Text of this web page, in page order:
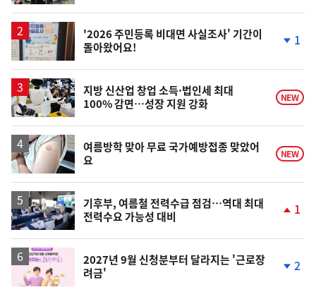
상
'2026 주민등록 비대면 사실조사' 기간이
돌아왔어요!
하
락
1
지방 신산업 창업 소득·법인세 최대
100% 감면…성장 지원 강화
NEW
여름방학 맞아 무료 국가예방접종 맞았어
요
NEW
기후부, 여름철 전력수급 점검…역대 최대
전력수요 가능성 대비
상
1
2027년 9월 신청분부터 달라지는 '근로장
려금'
2